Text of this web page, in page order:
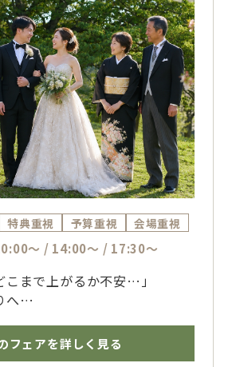
特典重視 予算重視 会場重視
～ / 14:00～ / 17:30～
こまで上がるか不安…」
へ
の考え方を
が分かりやすくご案内。
フェアを詳しく見る